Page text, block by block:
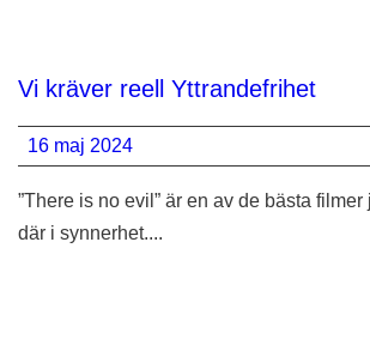
Vi kräver reell Yttrandefrihet
16 maj 2024
”There is no evil” är en av de bästa
där i synnerhet....